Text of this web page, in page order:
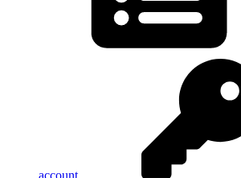
account